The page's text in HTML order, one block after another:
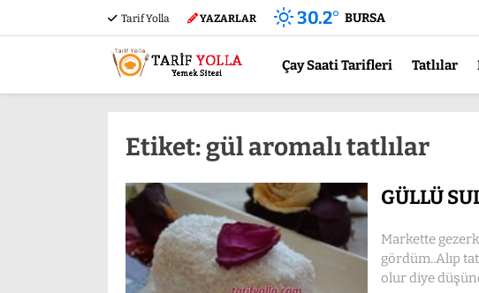
Tarif Yolla YAZARLAR 30.2° BURSA
Çay Saati Tarifleri Tatlılar
Etiket: gül aromalı tatlılar
GÜLLÜ
Markette
gördüm..Alıp
olur diye